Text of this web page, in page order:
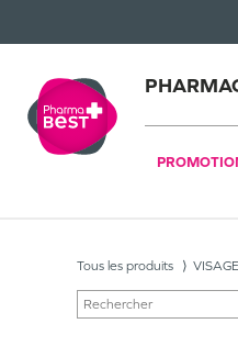
Tous les produits